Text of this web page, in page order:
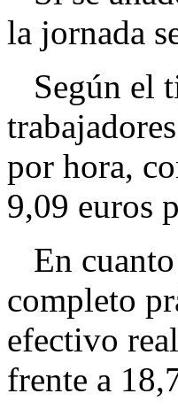
la jornada
Según el
por hora,
9,09 euros
En
completo
efectivo
frente a